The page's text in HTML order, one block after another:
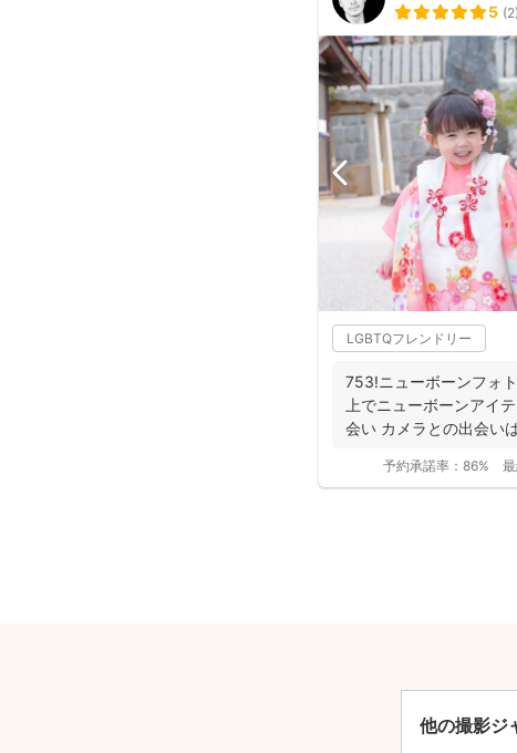
5 (2)
LGBTQフレンドリー
753!ニューボーンフォ
上でニューボーンアイ
会い カメラとの出会い
予約承諾率： 86%
他の撮影ジ
安